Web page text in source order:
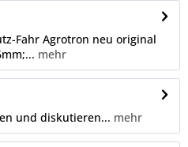
Fahr Agrotron neu original
mehr
und diskutieren... mehr